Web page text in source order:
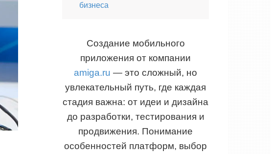
бизнеса
Создание мобильного
приложения от компании
amiga.ru — это сложный, но
увлекательный путь, где каждая
стадия важна: от идеи и дизайна
до разработки, тестирования и
продвижения. Понимание
особенностей платформ, выбор